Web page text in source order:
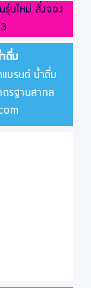
ดื่ม
บรนด์ น้ำดื่ม
ตรฐานสากล